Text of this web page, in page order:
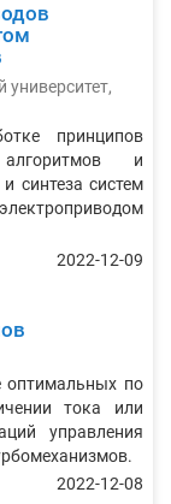
университет,
принципов
и
синтеза систем
2022-12-09
оптимальных по
тока или
управления
2022-12-08